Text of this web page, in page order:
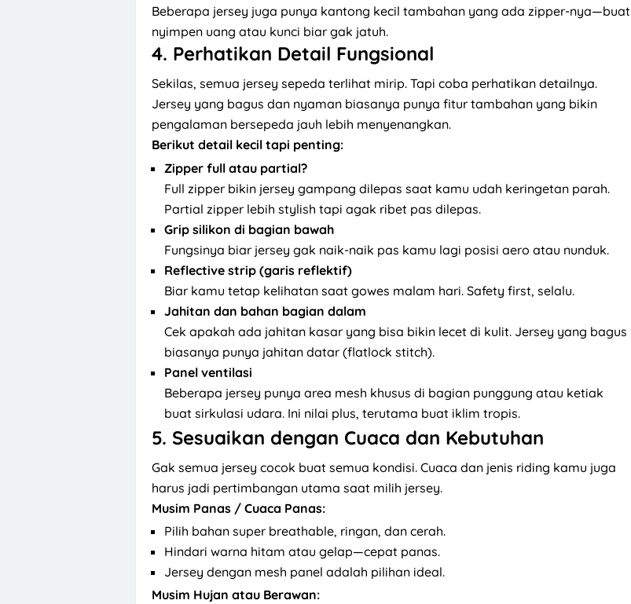
Beberapa jersey juga punya kantong kecil tambahan yang ada zipper-nya—buat
nyimpen uang atau kunci biar gak jatuh.
4. Perhatikan Detail Fungsional
Sekilas, semua jersey sepeda terlihat mirip. Tapi coba perhatikan detailnya.
Jersey yang bagus dan nyaman biasanya punya fitur tambahan yang bikin
pengalaman bersepeda jauh lebih menyenangkan.
Berikut detail kecil tapi penting:
Zipper full atau partial?
Full zipper bikin jersey gampang dilepas saat kamu udah keringetan parah.
Partial zipper lebih stylish tapi agak ribet pas dilepas.
Grip silikon di bagian bawah
Fungsinya biar jersey gak naik-naik pas kamu lagi posisi aero atau nunduk.
Reflective strip (garis reflektif)
Biar kamu tetap kelihatan saat gowes malam hari. Safety first, selalu.
Jahitan dan bahan bagian dalam
Cek apakah ada jahitan kasar yang bisa bikin lecet di kulit. Jersey yang bagus
biasanya punya jahitan datar (flatlock stitch).
Panel ventilasi
Beberapa jersey punya area mesh khusus di bagian punggung atau ketiak
buat sirkulasi udara. Ini nilai plus, terutama buat iklim tropis.
5. Sesuaikan dengan Cuaca dan Kebutuhan
Gak semua jersey cocok buat semua kondisi. Cuaca dan jenis riding kamu juga
harus jadi pertimbangan utama saat milih jersey.
Musim Panas / Cuaca Panas:
Pilih bahan super breathable, ringan, dan cerah.
Hindari warna hitam atau gelap—cepat panas.
Jersey dengan mesh panel adalah pilihan ideal.
Musim Hujan atau Berawan: